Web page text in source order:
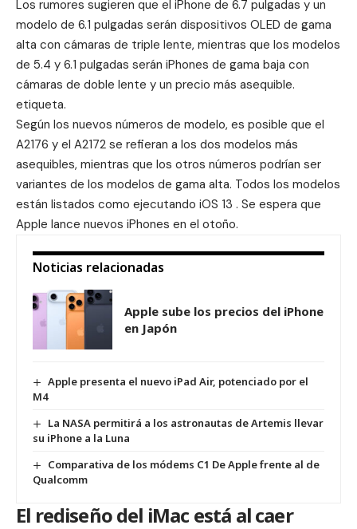
Los rumores sugieren que el ‌‌iPhone‌‌ de 6.7 pulgadas y un
modelo de 6.1 pulgadas serán dispositivos OLED de gama
alta con cámaras de triple lente, mientras que los modelos
de 5.4 y 6.1 pulgadas serán iPhones de gama baja con
cámaras de doble lente y un precio más asequible.
etiqueta.
Según los nuevos números de modelo, es posible que el
A2176 y el A2172 se refieran a los dos modelos más
asequibles, mientras que los otros números podrían ser
variantes de los modelos de gama alta. Todos los modelos
están listados como ejecutando iOS 13 . Se espera que
Apple lance nuevos iPhones en el otoño.
Noticias relacionadas
Apple sube los precios del iPhone
en Japón
Apple presenta el nuevo iPad Air, potenciado por el
M4
La NASA permitirá a los astronautas de Artemis llevar
su iPhone a la Luna
Comparativa de los módems C1 De Apple frente al de
Qualcomm
El rediseño del iMac está al caer